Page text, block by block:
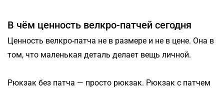
В чём ценность велкро-патчей сегодня
Ценность велкро-патча не в размере и не в цене. Она в
том, что маленькая деталь делает вещь личной.
Рюкзак без патча — просто рюкзак. Рюкзак с патчем